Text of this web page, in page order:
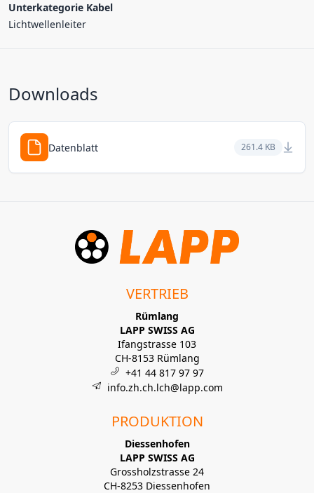
Unterkategorie Kabel
Lichtwellenleiter
Downloads
Datenblatt 261.4 KB
VERTRIEB
Rümlang
LAPP SWISS AG
Ifangstrasse 103
CH-8153 Rümlang
+41 44 817 97 97
info.zh.ch.lch@lapp.com
PRODUKTION
Diessenhofen
LAPP SWISS AG
Grossholzstrasse 24
CH-8253 Diessenhofen